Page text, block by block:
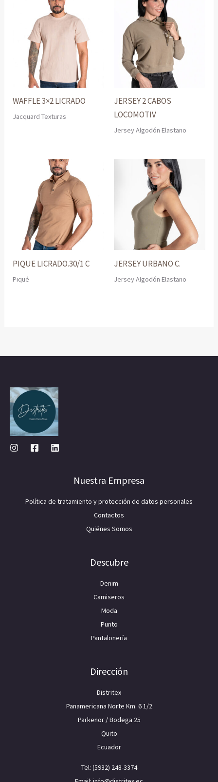
WAFFLE 3×2 LICRADO
Jacquard Texturas
JERSEY 2 CABOS
LOCOMOTIV
Jersey Algodón Elastano
PIQUE LICRADO.30/1 C
Piqué
JERSEY URBANO C.
Jersey Algodón Elastano
Nuestra Empresa
Política de tratamiento y protección de datos personales
Contactos
Quiénes Somos
Descubre
Denim
Camiseros
Moda
Punto
Pantalonería
Dirección
Distritex
Panamericana Norte Km. 6 1/2
Parkenor / Bodega 25
Quito
Ecuador
Tel: (5932) 248-3374